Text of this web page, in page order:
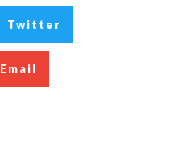
Twitter
Email